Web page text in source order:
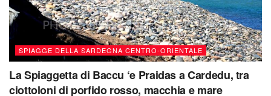
SPIAGGE DELLA SARDEGNA CENTRO-ORIENTALE
La Spiaggetta di Baccu ‘e Praidas a Cardedu, tra
ciottoloni di porfido rosso, macchia e mare